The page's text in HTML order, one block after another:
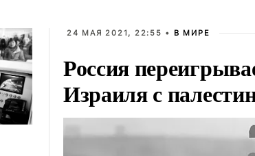
24 МАЯ 2021, 22:55 • В МИРЕ
Россия
Израиля с